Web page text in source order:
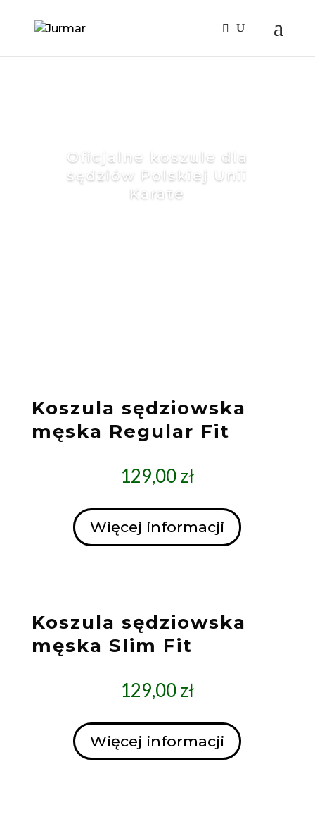
Oficjalne koszule dla
sędziów Polskiej Unii
Karate
Koszula sędziowska
męska Regular Fit
129,00zł
Więcej informacji
Koszula sędziowska
męska Slim Fit
129,00zł
Więcej informacji